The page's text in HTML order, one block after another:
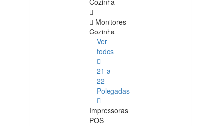
Cozinha
Monitores
Cozinha
Ver
todos
21 a
22
Polegadas
Impressoras
POS